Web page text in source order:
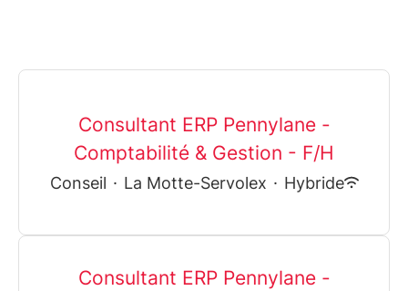
Consultant ERP Pennylane -
Comptabilité & Gestion - F/H
Conseil · La Motte-Servolex · Hybride
Consultant ERP Pennylane -